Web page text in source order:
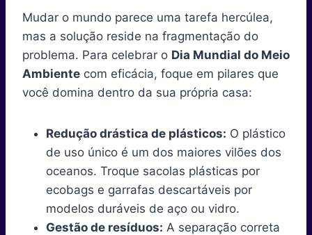
Mudar o mundo parece uma tarefa hercúlea,
mas a solução reside na fragmentação do
problema. Para celebrar o Dia Mundial do Meio
Ambiente com eficácia, foque em pilares que
você domina dentro da sua própria casa:
Redução drástica de plásticos: O plástico
de uso único é um dos maiores vilões dos
oceanos. Troque sacolas plásticas por
ecobags e garrafas descartáveis por
modelos duráveis de aço ou vidro.
Gestão de resíduos: A separação correta